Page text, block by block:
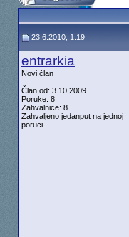
23.6.2010, 1:19
entrarkia
Novi član
Član od: 3.10.2009.
Poruke: 8
Zahvalnice: 8
Zahvaljeno jedanput na jednoj
poruci